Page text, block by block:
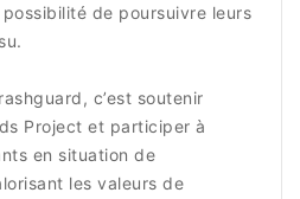
de poursuivre leurs
c’est soutenir
Project et participer à
en situation de
les valeurs de